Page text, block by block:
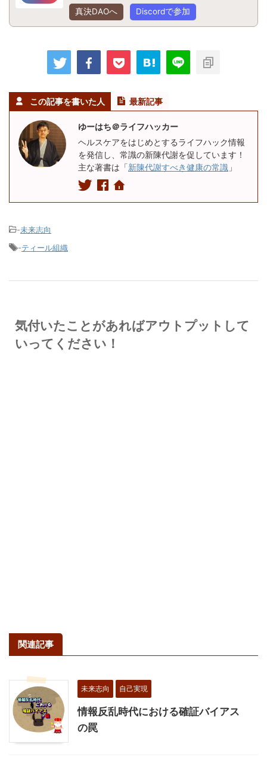
真決DAOへ
Discordで参加
この記事を書いた人 最新記事
ゆーはち＠ライフハッカー
ヘルスケアをはじめとするライフハック情報
を発信し、常識の新陳代謝を促しています！
主な著書は「新陳代謝すべき健康の常識 」
-未来志向
-ティール組織
気付いたことがあればアウトプットして
いってください！
関連記事
未来志向 自己実現
情報反乱時代における確証バイアス
の罠